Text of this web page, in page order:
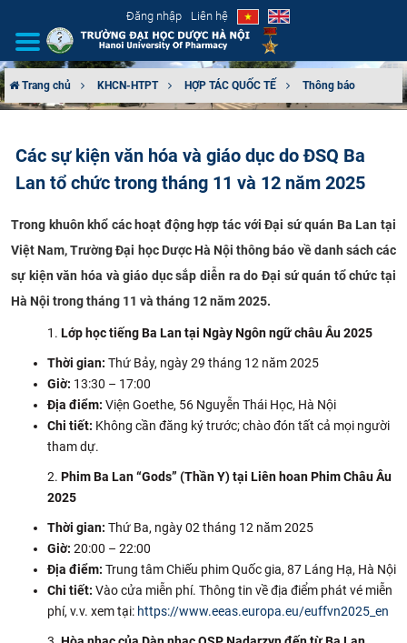
Đăng nhập Liên hệ
CƠ CẤU TỔ CHỨC
ĐÀO TẠO
ĐẢM BẢO CHẤT LƯỢNG
KHOA HỌC CÔNG NGHỆ
HTQT
CỰU NGƯỜI HỌC
Trang chủ KHCN-HTPT HỢP TÁC QUỐC TẾ Thông báo
Các sự kiện văn hóa và giáo dục do ĐSQ Ba
Lan tổ chức trong tháng 11 và 12 năm 2025
Trong khuôn khổ các hoạt động hợp tác với Đại sứ quán Ba Lan tại
Việt Nam, Trường Đại học Dược Hà Nội thông báo về danh sách các
sự kiện văn hóa và giáo dục sắp diễn ra do Đại sứ quán tổ chức tại
Hà Nội trong tháng 11 và tháng 12 năm 2025.
Lớp học tiếng Ba Lan tại Ngày Ngôn ngữ châu Âu 2025
Thời gian: Thứ Bảy, ngày 29 tháng 12 năm 2025
Giờ: 13:30 – 17:00
Địa điểm: Viện Goethe, 56 Nguyễn Thái Học, Hà Nội
Chi tiết: Không cần đăng ký trước; chào đón tất cả mọi người
tham dự.
Phim Ba Lan “Gods” (Thần Y) tại Liên hoan Phim Châu Âu
2025
Thời gian: Thứ Ba, ngày 02 tháng 12 năm 2025
Giờ: 20:00 – 22:00
Địa điểm: Trung tâm Chiếu phim Quốc gia, 87 Láng Hạ, Hà Nội
Chi tiết: Vào cửa miễn phí. Thông tin về địa điểm phát vé miễn
phí, v.v. xem tại: https://www.eeas.europa.eu/euffvn2025_en